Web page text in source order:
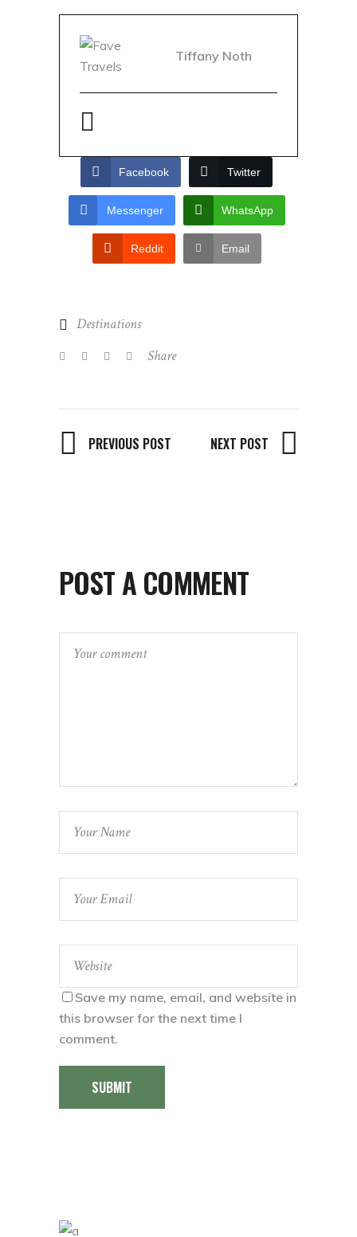
Tiffany Noth
Facebook Twitter
Messenger WhatsApp
Reddit Email
Destinations
Share
PREVIOUS POST NEXT POST
POST A COMMENT
Save my name, email, and website in
this browser for the next time I
comment.
SUBMIT